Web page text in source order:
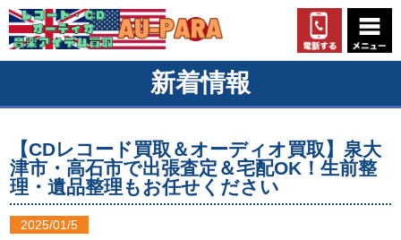
新着情報
【CDレコード買取＆オーディオ買取】泉大
津市・高石市で出張査定＆宅配OK！生前整
理・遺品整理もお任せください
2025/01/5